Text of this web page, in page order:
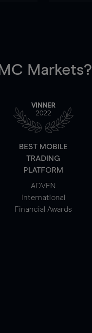
Markets?
VINNER
2022
BEST MOBILE
TRADING
PLATFORM
ADVFN
International
Financial Awards